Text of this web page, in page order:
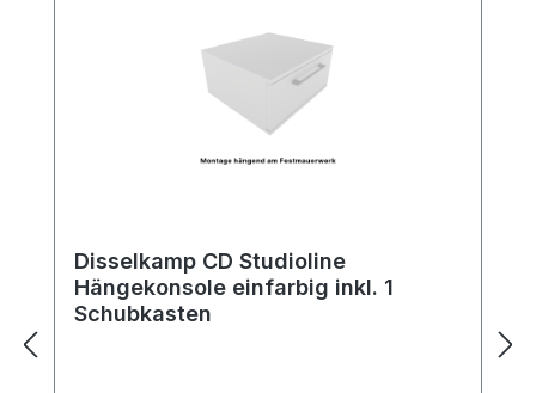
Disselkamp CD Studioline
Hängekonsole einfarbig inkl. 1
Schubkasten